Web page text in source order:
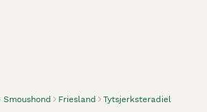
Friesland Tytsjerksteradiel